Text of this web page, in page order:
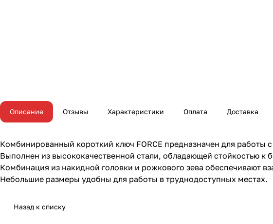
Описание Отзывы Характеристики Оплата Доставка
Комбинированный короткий ключ FORCE предназначен для работы
Выполнен из высококачественной стали, обладающей стойкостью к
Комбинация из накидной головки и рожкового зева обеспечивают
Небольшие размеры удобны для работы в труднодоступных местах.
Назад к списку